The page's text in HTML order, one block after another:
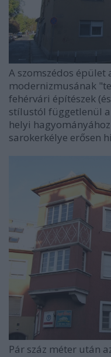
A szomszédos épület
modernizmusának
fehérvári építészek
stílustól függetlenül
helyi
sarokerkélye erősen
Pár száz méter után